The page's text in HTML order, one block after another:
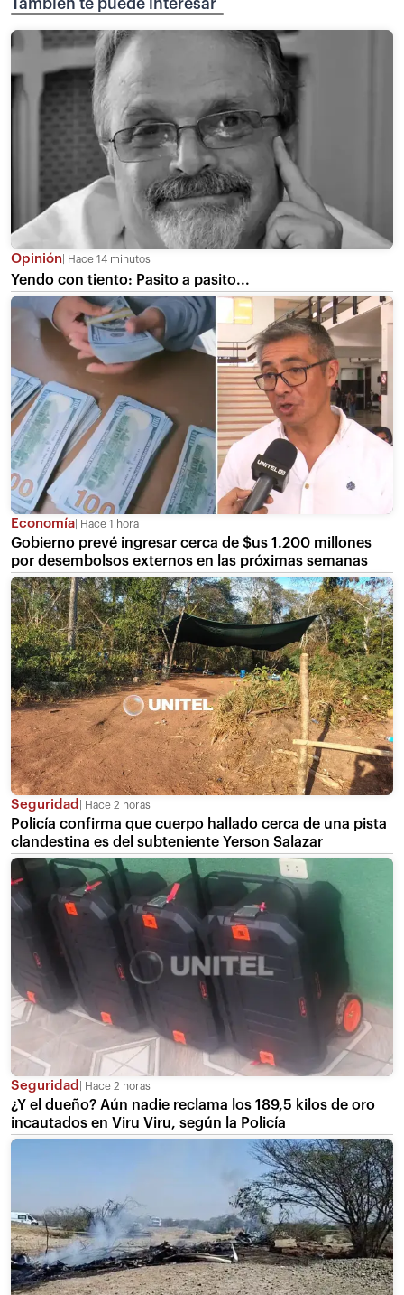
También te puede interesar
Opinión Hace 14 minutos
Yendo con tiento: Pasito a pasito...
Economía Hace 1 hora
Gobierno prevé ingresar cerca de $us 1.200 millones
por desembolsos externos en las próximas semanas
Seguridad Hace 2 horas
Policía confirma que cuerpo hallado cerca de una pista
clandestina es del subteniente Yerson Salazar
Seguridad Hace 2 horas
¿Y el dueño? Aún nadie reclama los 189,5 kilos de oro
incautados en Viru Viru, según la Policía